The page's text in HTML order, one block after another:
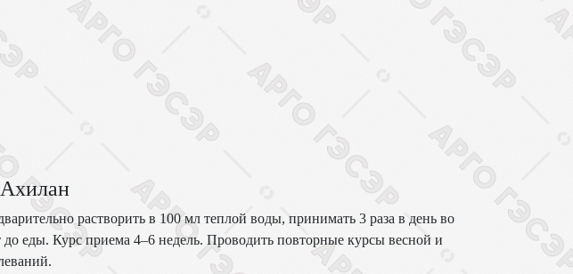
растворить в 100 мл теплой воды, принимать 3 раза в день во
еды. Курс приема 4–6 недель. Проводить повторные курсы весной и